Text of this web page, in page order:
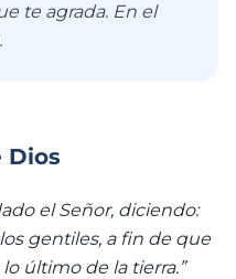
te agrada. En el
Dios
el Señor, diciendo:
gentiles, a fin de que
último de la tierra.”